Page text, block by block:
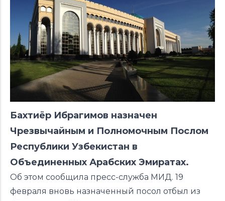
Бахтиёр Ибрагимов назначен
Чрезвычайным и Полномочным Послом
Республики Узбекистан в
Объединенных Арабских Эмиратах.
Об этом сообщила пресс-служба МИД. 19
февраля вновь назначенный посол отбыл из